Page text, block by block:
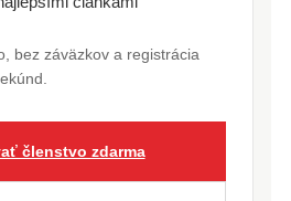
bez záväzkov a registrácia
členstvo zdarma